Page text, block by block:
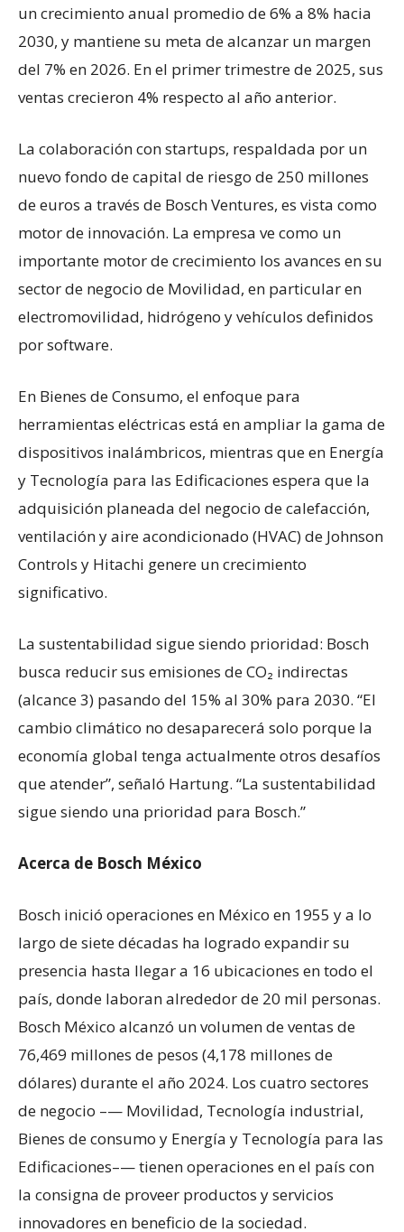
un crecimiento anual promedio de 6% a 8% hacia
2030, y mantiene su meta de alcanzar un margen
del 7% en 2026. En el primer trimestre de 2025, sus
ventas crecieron 4% respecto al año anterior.
La colaboración con startups, respaldada por un
nuevo fondo de capital de riesgo de 250 millones
de euros a través de Bosch Ventures, es vista como
motor de innovación. La empresa ve como un
importante motor de crecimiento los avances en su
sector de negocio de Movilidad, en particular en
electromovilidad, hidrógeno y vehículos definidos
por software.
En Bienes de Consumo, el enfoque para
herramientas eléctricas está en ampliar la gama de
dispositivos inalámbricos, mientras que en Energía
y Tecnología para las Edificaciones espera que la
adquisición planeada del negocio de calefacción,
ventilación y aire acondicionado (HVAC) de Johnson
Controls y Hitachi genere un crecimiento
significativo.
La sustentabilidad sigue siendo prioridad: Bosch
busca reducir sus emisiones de CO₂ indirectas
(alcance 3) pasando del 15% al 30% para 2030. “El
cambio climático no desaparecerá solo porque la
economía global tenga actualmente otros desafíos
que atender”, señaló Hartung. “La sustentabilidad
sigue siendo una prioridad para Bosch.”
Acerca de Bosch México
Bosch inició operaciones en México en 1955 y a lo
largo de siete décadas ha logrado expandir su
presencia hasta llegar a 16 ubicaciones en todo el
país, donde laboran alrededor de 20 mil personas.
Bosch México alcanzó un volumen de ventas de
76,469 millones de pesos (4,178 millones de
dólares) durante el año 2024. Los cuatro sectores
de negocio –— Movilidad, Tecnología industrial,
Bienes de consumo y Energía y Tecnología para las
Edificaciones–— tienen operaciones en el país con
la consigna de proveer productos y servicios
innovadores en beneficio de la sociedad.